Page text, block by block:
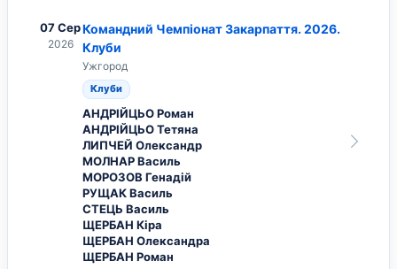
07 Сер
2026
Командний Чемпіонат Закарпаття. 2026.
Клуби
Ужгород
Клуби
АНДРІЙЦЬО Роман
АНДРІЙЦЬО Тетяна
ЛИПЧЕЙ Олександр
МОЛНАР Василь
МОРОЗОВ Генадій
РУЩАК Василь
СТЕЦЬ Василь
ЩЕРБАН Кіра
ЩЕРБАН Олександра
ЩЕРБАН Роман